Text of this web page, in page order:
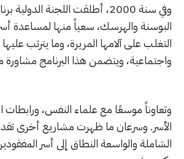
وفي سنة 2000، أطلقت اللجنة
البوسنة والهرسك، سعياً منها لمساعدة
التغلب على آلامها المريرة، وما يترتب
واجتماعية، ويتضمن هذا البرنامج
وتعاوناً موسعًا مع علماء النفس، ورابطات
الأسر. وسرعان ما ظهرت مشاريع أخرى
الشاملة والواسعة النطاق إلى أسر